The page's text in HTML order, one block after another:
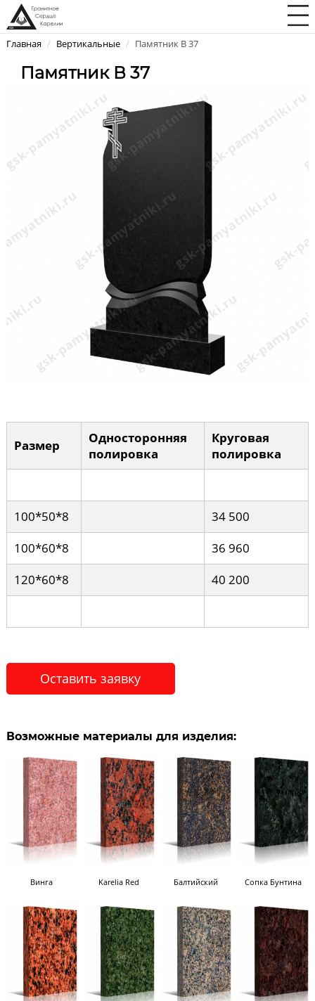
Главная / Вертикальные / Памятник В 37
Памятник В 37
Размер
Односторонняя
полировка
Круговая
полировка
100*50*8
34 500
100*60*8
36 960
120*60*8
40 200
Оставить заявку
Возможные материалы для изделия:
Винга Karelia Red Балтийский Сопка Бунтина